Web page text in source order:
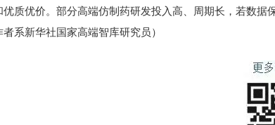
优质优价。部分高端仿制药研发投入高、周期长，若数据
新华社国家高端智库研究员）